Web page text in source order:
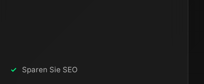
Sparen Sie SEO